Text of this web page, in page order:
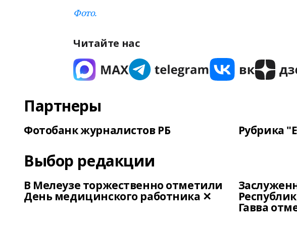
Фото.
Читайте нас
Партнеры
Фотобанк журналистов РБ Рубрика
Выбор редакции
В Мелеузе торжественно отметили
День медицинского работника ✕
Гавва